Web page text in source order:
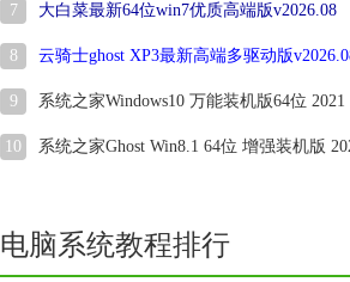
7 大白菜最新64位win7优质高端版v2026.08
8 云骑士ghost XP3最新高端多驱动版
9 系统之家Windows10 万能装机版64位 2021
10 系统之家Ghost Win8.1 64位 增强装机版
电脑系统教程排行